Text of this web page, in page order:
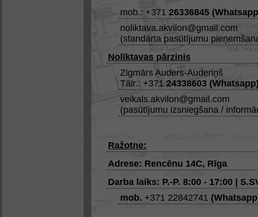
mob.: +371 26336845 (Whatsapp
noliktava.akvilon@gmail.com
(standarta pasūtījumu
Noliktavas pārzinis
Zigmārs Auders-Auderiņš
Tālr.: +371 24338603 (Whatsapp)
veikals.akvilon@gmail.com
(pasūtījumu izsniegšana /
Ražotne:
Adrese: Rencēnu 14C, Rīga
Darba laiks: P.-P. 8:00 - 17:00 |
mob. +371 22842741 (Whatsapp